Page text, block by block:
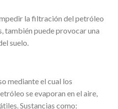
la filtración del petróleo
también puede provocar una
suelo.
mediante el cual los
se evaporan en el aire,
Sustancias como: